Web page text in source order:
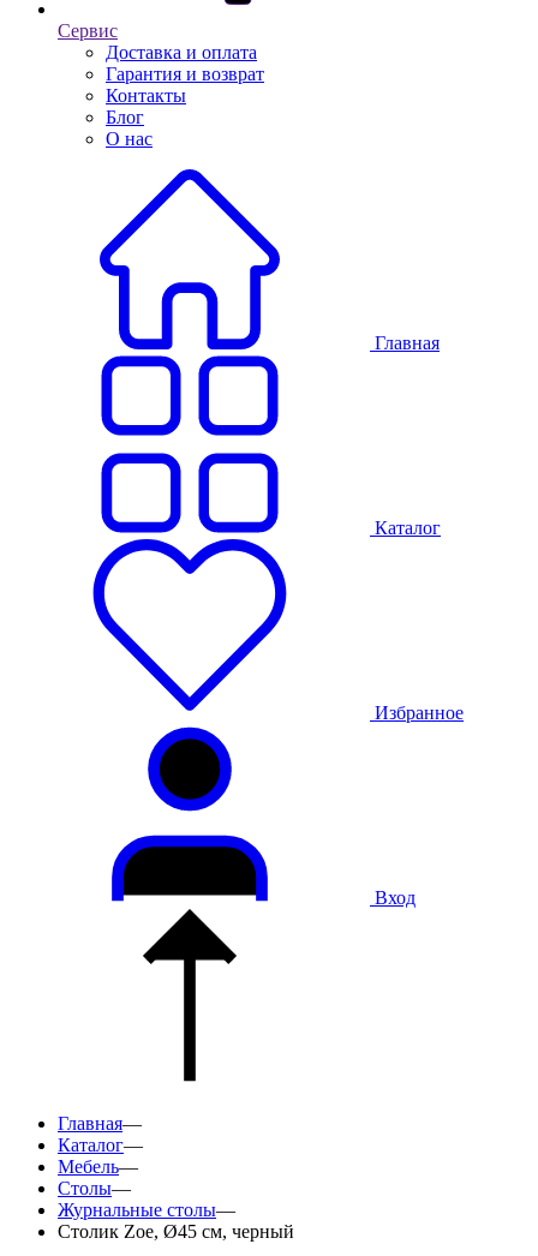
Сервис
Доставка и оплата
Гарантия и возврат
Контакты
Блог
О нас
Главная
Каталог
Избранное
Вход
Главная—
Каталог—
Мебель—
Столы—
Журнальные столы—
Столик Zoe, Ø45 см, черный